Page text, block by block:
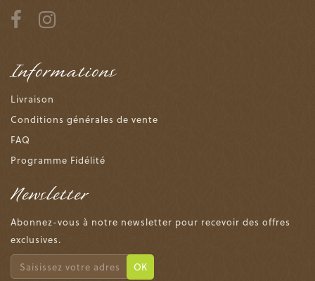
Informations
Livraison
Conditions générales de vente
FAQ
Programme Fidélité
Newsletter
Abonnez-vous à notre newsletter pour recevoir des offres
exclusives.
OK